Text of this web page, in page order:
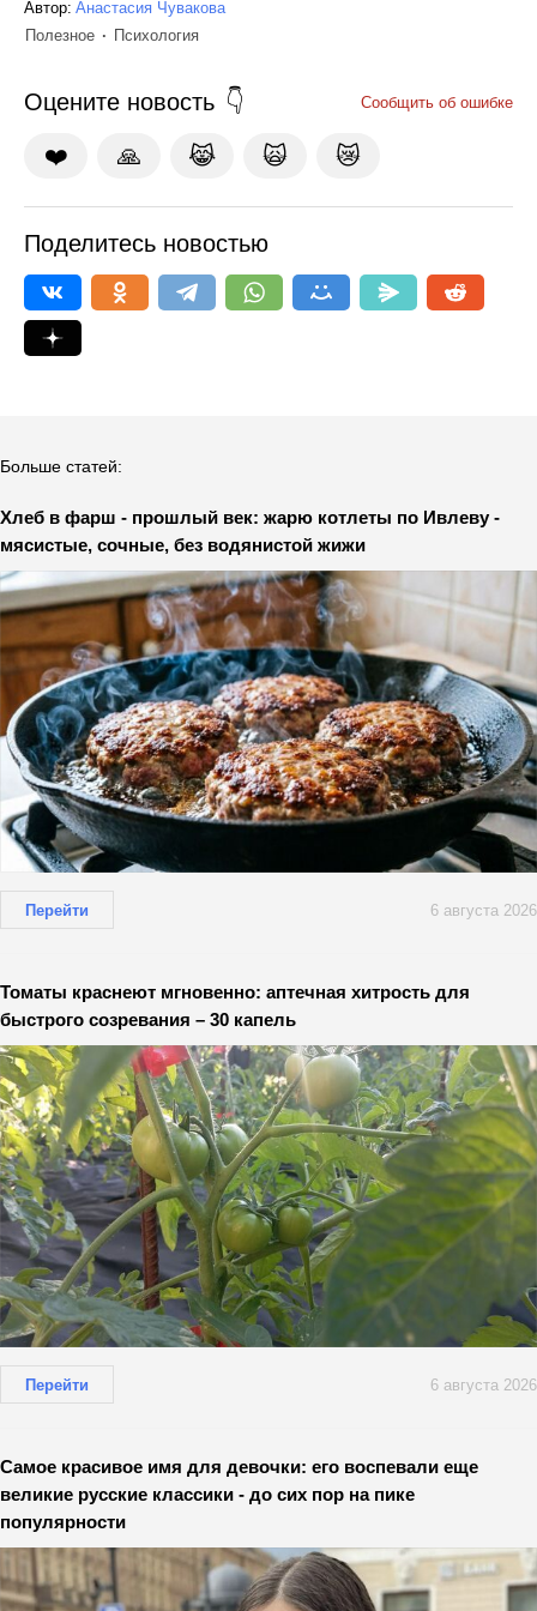
Автор: Анастасия Чувакова
Полезное
Психология
Оцените новость Сообщить об ошибке
❤️ 🙏 😹 🙀 😿
Поделитесь новостью
Больше статей:
Хлеб в фарш - прошлый век: жарю котлеты по Ивлеву -
мясистые, сочные, без водянистой жижи
Перейти 6 августа 2026
Томаты краснеют мгновенно: аптечная хитрость для
быстрого созревания – 30 капель
Перейти 6 августа 2026
Самое красивое имя для девочки: его воспевали еще
великие русские классики - до сих пор на пике
популярности